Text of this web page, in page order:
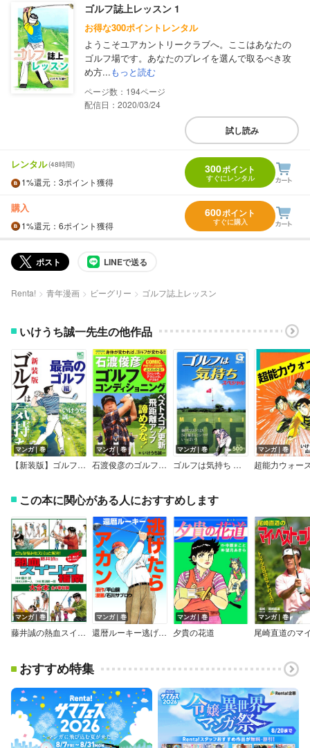
ゴルフ誌上レッスン 1
お得な300ポイントレンタル
ようこそユアカントリークラブへ。ここはあなたの
ゴルフ場です。あなたのプレイを選んで取るべき攻
め方...もっと読む
194
配信日：2020/03/24
試し読み
レンタル(48時間)
1%還元 ：3ポイント獲得
300ポイント
すぐにレンタル
購入
1%還元 ：6ポイント獲得
600ポイント
すぐに購入
ポスト LINEで送る
Renta! 青年漫画 ビーグリー ゴルフ誌上レッスン
いけうち誠一先生の他作品
マンガ｜巻
【新装版】ゴルフは気持ち〈最高のゴルフ編〉
マンガ｜巻
石渡俊彦のゴルフコンディショニング
マンガ｜巻
ゴルフは気持ち スペシャル
マンガ｜巻
超能力ウォー
この本に関心がある人におすすめします
マンガ｜巻
藤井誠の熱血スイング指南 大合本 全4巻収録
マンガ｜巻
還暦ルーキー逃げたらアカン
マンガ｜巻
夕貴の花道
マンガ｜巻
おすすめ特集